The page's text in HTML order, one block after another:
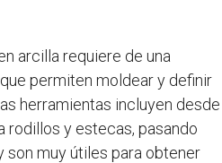
arcilla requiere de una
permiten moldear y definir
herramientas incluyen desde
rodillos y estecas, pasando
son muy útiles para obtener